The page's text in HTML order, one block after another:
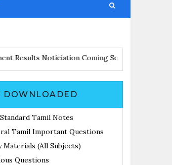
Results Noticiation Coming Soon
DOWNLOADED
Tamil Notes
Tamil Important Questions
Materials (All Subjects)
Questions